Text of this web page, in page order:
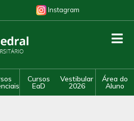
Instagram
Cursos
EaD
Vestibular
2026
Área do
Aluno